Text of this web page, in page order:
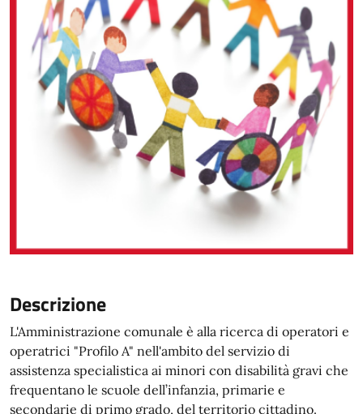
Descrizione
L'Amministrazione comunale è alla ricerca di operatori e
operatrici "Profilo A" nell'ambito del servizio di
assistenza specialistica ai minori con disabilità gravi che
frequentano le scuole dell’infanzia, primarie e
secondarie di primo grado, del territorio cittadino.